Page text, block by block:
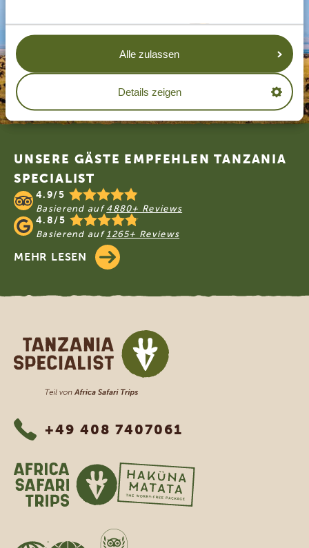
Alle zulassen
Details zeigen
Footer
UNSERE GÄSTE EMPFEHLEN TANZANIA
SPECIALIST
4.9/5
Basierend auf 4880+ Reviews
4.8/5
Basierend auf 1265+ Reviews
MEHR LESEN
Tanzania Specialist
+49 408 7407061